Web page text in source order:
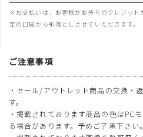
※お支払いは、お客様がお持ちのクレジット
定の口座から引落としさせていただきます。
ご注意事項
・セール/アウトレット商品の交換・
す。
・掲載されております商品の色はPC
る場合があります。予めご了承下さい。